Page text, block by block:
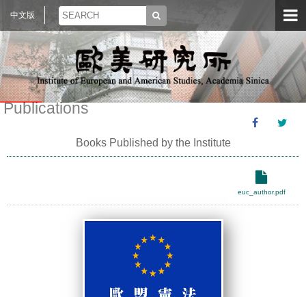
中文版
Publications
Books Published by the Institute
euc_author.pdf